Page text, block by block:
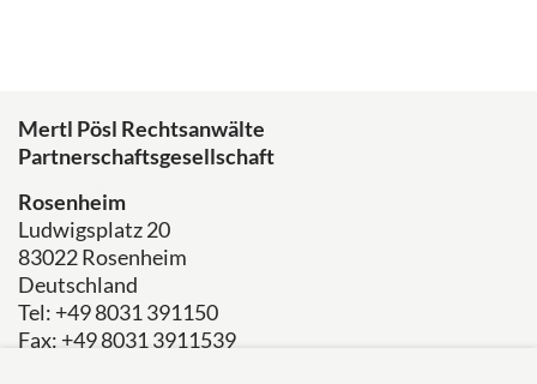
Mertl Pösl Rechtsanwälte
Partnerschaftsgesellschaft
Rosenheim
Ludwigsplatz 20
83022 Rosenheim
Deutschland
Tel: +49 8031 391150
Fax: +49 8031 3911539